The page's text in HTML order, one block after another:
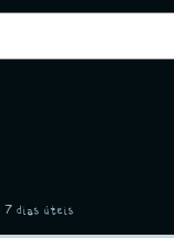
7 dias úteis